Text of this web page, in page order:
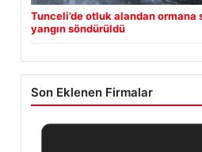
Tunceli’de otluk alandan ormana
yangın söndürüldü
Son Eklenen Firmalar